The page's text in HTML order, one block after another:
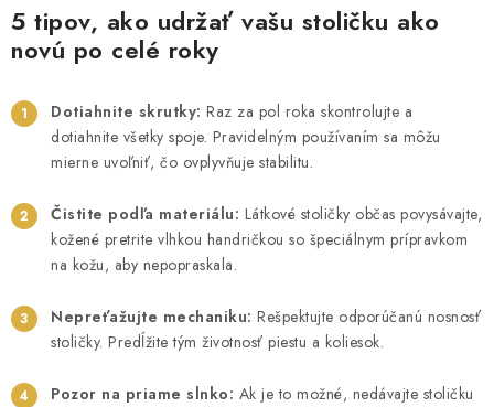
5 tipov, ako udržať vašu stoličku ako
novú po celé roky
Dotiahnite skrutky: Raz za pol roka skontrolujte a
dotiahnite všetky spoje. Pravidelným používaním sa môžu
mierne uvoľniť, čo ovplyvňuje stabilitu.
Čistite podľa materiálu: Látkové stoličky občas povysávajte,
kožené pretrite vlhkou handričkou so špeciálnym prípravkom
na kožu, aby nepopraskala.
Nepreťažujte mechaniku: Rešpektujte odporúčanú nosnosť
stoličky. Predĺžite tým životnosť piestu a koliesok.
Pozor na priame slnko: Ak je to možné, nedávajte stoličku